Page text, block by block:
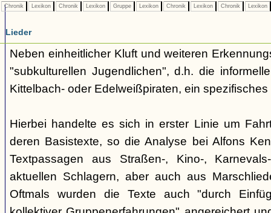
Chronik Lexikon Chronik Lexikon Gruppe Lexikon Chronik Lexikon Chronik Lexikon
Lieder
Neben einheitlicher Kluft und weiteren
"subkulturellen Jugendlichen", d.h. die
Kittelbach- oder Edelweißpiraten, ein
Hierbei handelte es sich in erster Linie um
deren Basistexte, so die Analyse bei Alfons
Textpassagen aus Straßen-, Kino-,
aktuellen Schlagern, aber auch aus
Oftmals wurden die Texte auch "durch